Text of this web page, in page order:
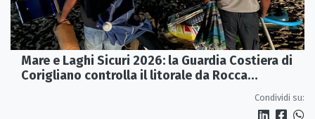
Mare e Laghi Sicuri 2026: la Guardia Costiera di
Corigliano controlla il litorale da Rocca
Condividi su: